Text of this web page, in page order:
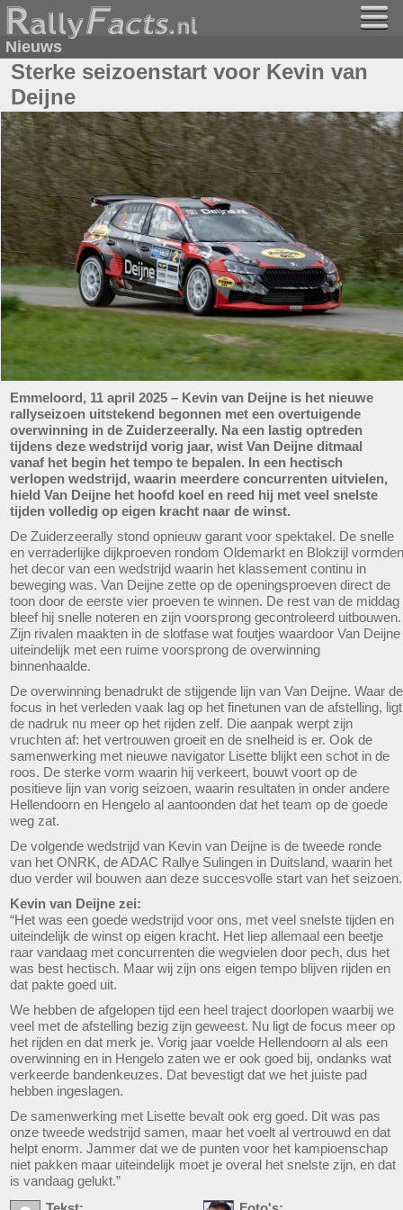
Nieuws
Sterke seizoenstart voor Kevin van
Deijne
Emmeloord, 11 april 2025 – Kevin van Deijne is het nieuwe
rallyseizoen uitstekend begonnen met een overtuigende
overwinning in de Zuiderzeerally. Na een lastig optreden
tijdens deze wedstrijd vorig jaar, wist Van Deijne ditmaal
vanaf het begin het tempo te bepalen. In een hectisch
verlopen wedstrijd, waarin meerdere concurrenten uitvielen,
hield Van Deijne het hoofd koel en reed hij met veel snelste
tijden volledig op eigen kracht naar de winst.
De Zuiderzeerally stond opnieuw garant voor spektakel. De snelle
en verraderlijke dijkproeven rondom Oldemarkt en Blokzijl vormden
het decor van een wedstrijd waarin het klassement continu in
beweging was. Van Deijne zette op de openingsproeven direct de
toon door de eerste vier proeven te winnen. De rest van de middag
bleef hij snelle noteren en zijn voorsprong gecontroleerd uitbouwen.
Zijn rivalen maakten in de slotfase wat foutjes waardoor Van Deijne
uiteindelijk met een ruime voorsprong de overwinning
binnenhaalde.
De overwinning benadrukt de stijgende lijn van Van Deijne. Waar de
focus in het verleden vaak lag op het finetunen van de afstelling, ligt
de nadruk nu meer op het rijden zelf. Die aanpak werpt zijn
vruchten af: het vertrouwen groeit en de snelheid is er. Ook de
samenwerking met nieuwe navigator Lisette blijkt een schot in de
roos. De sterke vorm waarin hij verkeert, bouwt voort op de
positieve lijn van vorig seizoen, waarin resultaten in onder andere
Hellendoorn en Hengelo al aantoonden dat het team op de goede
weg zat.
De volgende wedstrijd van Kevin van Deijne is de tweede ronde
van het ONRK, de ADAC Rallye Sulingen in Duitsland, waarin het
duo verder wil bouwen aan deze succesvolle start van het seizoen.
Kevin van Deijne zei:
“Het was een goede wedstrijd voor ons, met veel snelste tijden en
uiteindelijk de winst op eigen kracht. Het liep allemaal een beetje
raar vandaag met concurrenten die wegvielen door pech, dus het
was best hectisch. Maar wij zijn ons eigen tempo blijven rijden en
dat pakte goed uit.
We hebben de afgelopen tijd een heel traject doorlopen waarbij we
veel met de afstelling bezig zijn geweest. Nu ligt de focus meer op
het rijden en dat merk je. Vorig jaar voelde Hellendoorn al als een
overwinning en in Hengelo zaten we er ook goed bij, ondanks wat
verkeerde bandenkeuzes. Dat bevestigt dat we het juiste pad
hebben ingeslagen.
De samenwerking met Lisette bevalt ook erg goed. Dit was pas
onze tweede wedstrijd samen, maar het voelt al vertrouwd en dat
helpt enorm. Jammer dat we de punten voor het kampioenschap
niet pakken maar uiteindelijk moet je overal het snelste zijn, en dat
is vandaag gelukt.”